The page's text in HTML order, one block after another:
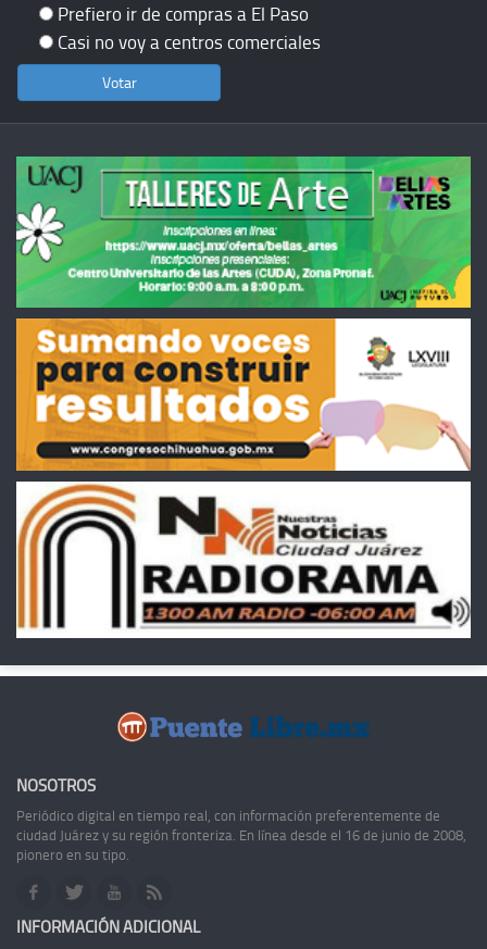
Prefiero ir de compras a El Paso
Casi no voy a centros comerciales
NOSOTROS
Periódico digital en tiempo real, con información preferentemente de
ciudad Juárez y su región fronteriza. En línea desde el 16 de junio de 2008,
pionero en su tipo.
INFORMACIÓN ADICIONAL